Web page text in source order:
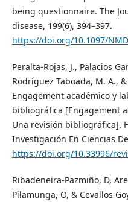
being questionnaire. The
disease, 199(6), 394–397.
https://doi.org/10.1097/
Peralta-Rojas, J., Palacios
Rodríguez Taboada, M. A.,
Engagement académico y
bibliográfica [Engagement
Una revisión bibliográfica].
Investigación En Ciencias
https://doi.org/10.33996/
Ribadeneira-Pazmiño, D,
Pilamunga, O, & Cevallos